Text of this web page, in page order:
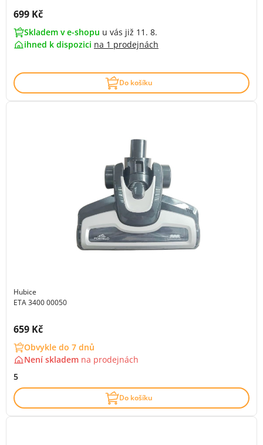
Cena s DPH:
699 Kč
Skladem v e-shopu u vás již 11. 8.
ihned k dispozici na 1 prodejnách
Do košíku
Hubice
ETA 3400 00050
Cena s DPH:
659 Kč
Obvykle do 7 dnů
Není skladem na prodejnách
5
Do košíku